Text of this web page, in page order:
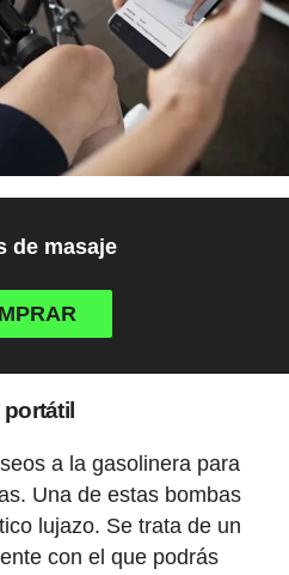
de masaje
a la gasolinera para
Una de estas bombas
lujazo. Se trata de un
con el que podrás